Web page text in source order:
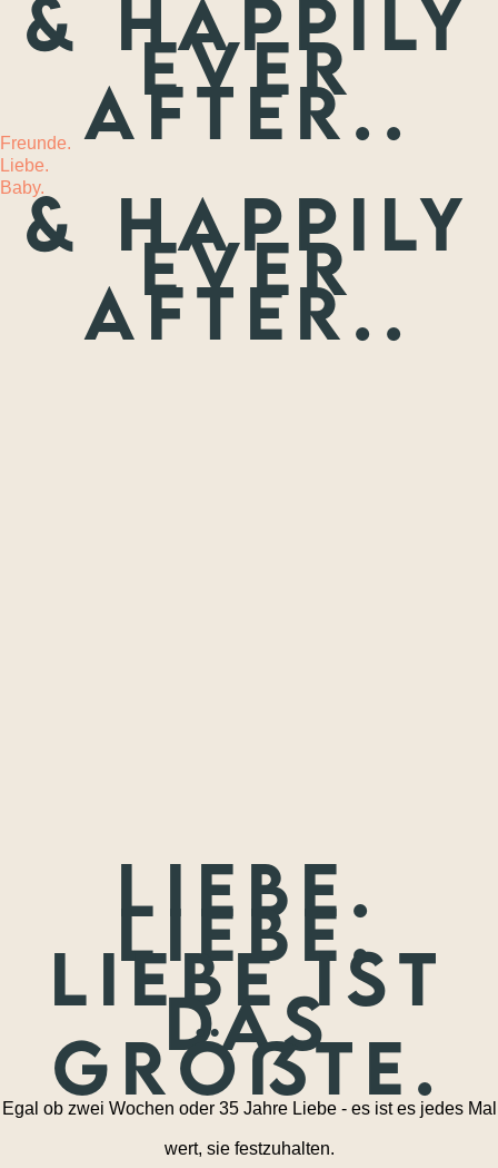
MEHR
& happily
ever
after..
Freunde.
Liebe.
Baby.& happily
ever
after..
Liebe.
Liebe.
Liebe ist
das
größte.
Egal ob zwei Wochen oder 35 Jahre Liebe - es ist es jedes Mal
wert, sie festzuhalten.